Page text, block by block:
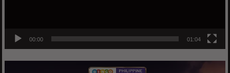
00:00 01:04